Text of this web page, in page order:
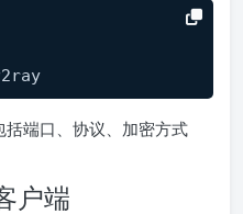
端口、协议、加密方式
户端